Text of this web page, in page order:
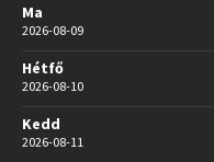
Ma
2026-08-09
Hétfő
2026-08-10
Kedd
2026-08-11